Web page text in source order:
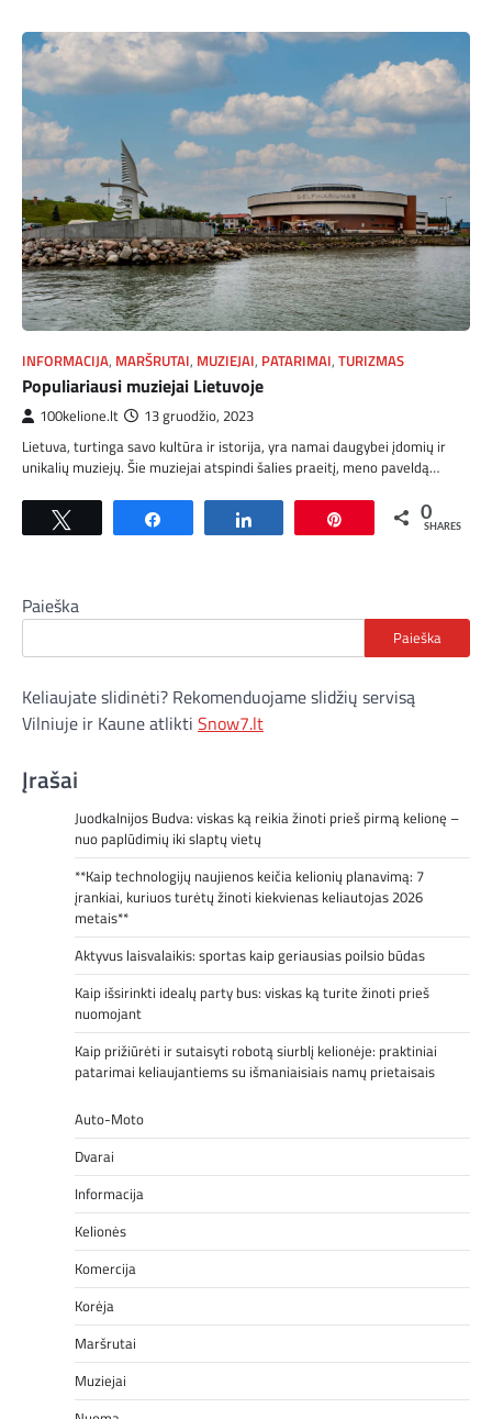
INFORMACIJA, MARŠRUTAI, MUZIEJAI, PATARIMAI, TURIZMAS
Populiariausi muziejai Lietuvoje
100kelione.lt 13 gruodžio, 2023
Lietuva, turtinga savo kultūra ir istorija, yra namai daugybei įdomių ir
unikalių muziejų. Šie muziejai atspindi šalies praeitį, meno paveldą…
0
SHARES
Paieška
Paieška
Keliaujate slidinėti? Rekomenduojame slidžių servisą
Vilniuje ir Kaune atlikti Snow7.lt
Įrašai
Juodkalnijos Budva: viskas ką reikia žinoti prieš pirmą kelionę –
nuo paplūdimių iki slaptų vietų
**Kaip technologijų naujienos keičia kelionių planavimą: 7
įrankiai, kuriuos turėtų žinoti kiekvienas keliautojas 2026
metais**
Aktyvus laisvalaikis: sportas kaip geriausias poilsio būdas
Kaip išsirinkti idealų party bus: viskas ką turite žinoti prieš
nuomojant
Kaip prižiūrėti ir sutaisyti robotą siurblį kelionėje: praktiniai
patarimai keliaujantiems su išmaniaisiais namų prietaisais
Auto-Moto
Dvarai
Informacija
Kelionės
Komercija
Korėja
Maršrutai
Muziejai